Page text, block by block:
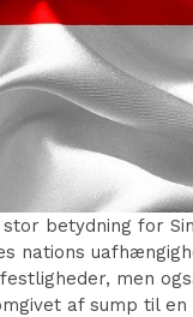
betydning for
nations
men
af sump til